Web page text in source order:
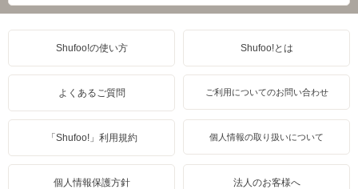
Shufoo!の使い方 Shufoo!とは
よくあるご質問 ご利用についてのお問い合わせ
「Shufoo!」利用規約 個人情報の取り扱いについて
個人情報保護方針 法人のお客様へ